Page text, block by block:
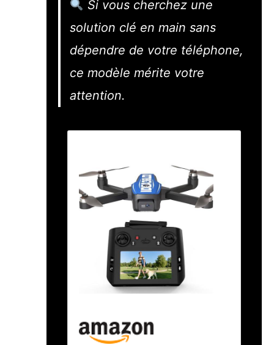
Si vous cherchez une
solution clé en main sans
dépendre de votre téléphone,
ce modèle mérite votre
attention.